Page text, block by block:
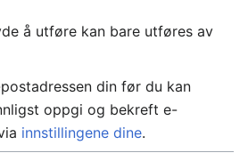
å utføre kan bare utføres av
din før du kan
oppgi og bekreft e-
innstillingene dine.